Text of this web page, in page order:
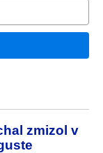
zmizol v